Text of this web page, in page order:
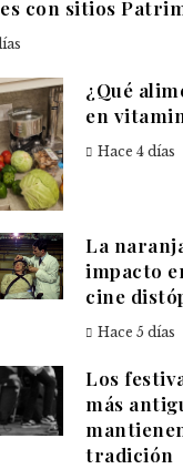
con sitios
¿Qué
en
Hace 4 días
La
impacto
cine
Hace 5 días
Los
más
tradición